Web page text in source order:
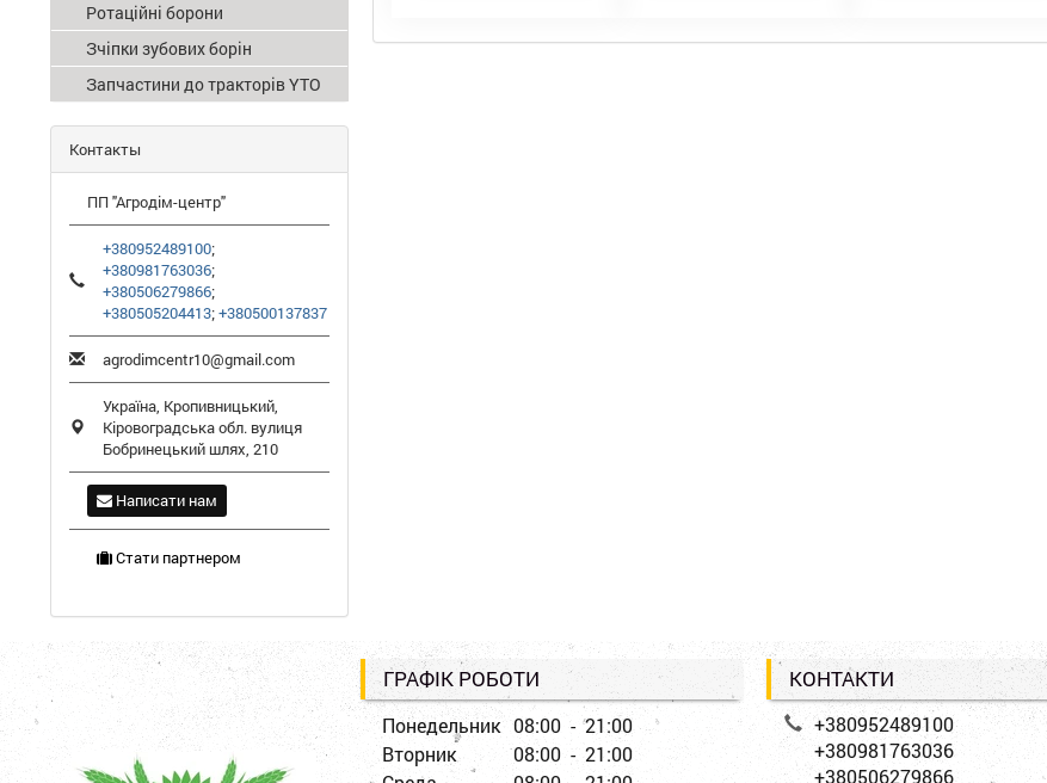
Ротаційні борони
Зчіпки зубових борін
Запчастини до тракторів YTO
Контакты
ПП "Агродім-центр"
+380952489100;
+380981763036;
+380506279866;
+380505204413;+380500137837
agrodimcentr10@gmail.com
Україна, Кропивницький,
Кіровоградська обл. вулиця
Бобринецький шлях, 210
Написати нам
Стати партнером
ГРАФІК РОБОТИ
Понедельник 08:00 - 21:00
Вторник
08:00 - 21:00
КОНТАКТИ
+380952489100
+380981763036
+380506279866